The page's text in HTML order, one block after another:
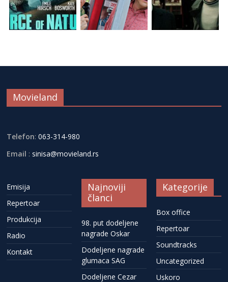
Movieland
Telefon: 063-314-980
Email : sinisa@movieland.rs
Emisija
Repertoar
Produkcija
Radio
Kontakt
Najnoviji
članci
98. put dodeljene
nagrade Oskar
Dodeljene nagrade
glumaca SAG
Dodeljene Cezar
Kategorije
Box office
Repertoar
Soundtracks
Uncategorized
Uskoro